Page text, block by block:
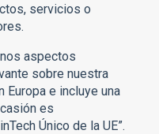
servicios o
aspectos
sobre nuestra
Europa e incluye una
es
Único de la UE”.